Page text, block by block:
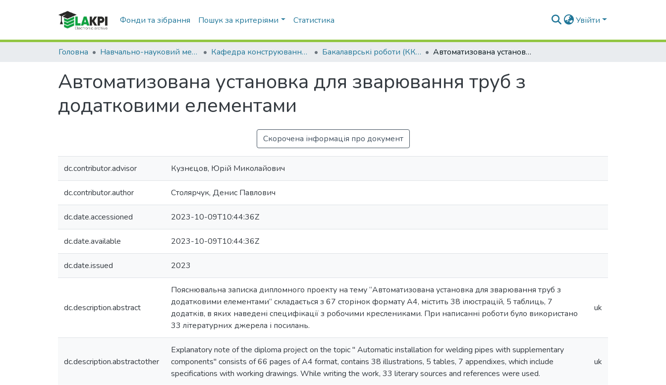
Фонди та зібрання Пошук за критеріями Статистика Увійти
Головна Навчально-науковий механіко-машинобудівний інститут (НН ММІ) Кафедра конструювання машин (ККМ) Бакалаврські роботи (ККМ) Автоматизована установка для зварювання труб з додатковими елементами
Автоматизована установка для зварювання труб з
додатковими елементами
Скорочена інформація про документ
dc.contributor.advisor Кузнєцов, Юрій Миколайович
dc.contributor.author Столярчук, Денис Павлович
dc.date.accessioned 2023-10-09T10:44:36Z
dc.date.available 2023-10-09T10:44:36Z
dc.date.issued 2023
dc.description.abstract
Пояснювальна записка дипломного проекту на тему ‘‘Автоматизована установка для зварювання труб з
додатковими елементами’’ складається з 67 сторінок формату А4, містить 38 ілюстрацій, 5 таблиць, 7
додатків, в яких наведені специфікації з робочими креслениками. При написанні роботи було використано
33 літературних джерела і посилань.
uk
dc.description.abstractother
Explanatory note of the diploma project on the topic " Automatic installation for welding pipes with supplementary
components" consists of 66 pages of A4 format, contains 38 illustrations, 5 tables, 7 appendixes, which include
specifications with working drawings. While writing the work, 33 literary sources and references were used.
uk